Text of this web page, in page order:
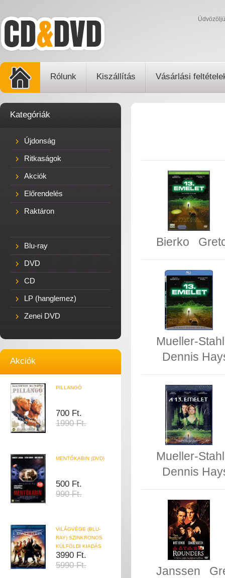
Rólunk Kiszállítás Vásárlási
Kategóriák
Újdonság
Ritkaságok
Akciók
Előrendelés
Raktáron
Blu-ray
DVD
CD
LP (hanglemez)
Zenei DVD
Akciók
PILLANGÓ
700 Ft.
1990 Ft.
MENTŐKABIN (DVD)
500 Ft.
990 Ft.
VILÁGVÉGE (BLU-
RAY) SZINKRONOS
KÜLFÖLDI KIADÁS
3990 Ft.
5990 Ft.
Bierko
Mueller-Stahl
Dennis
Mueller-Stahl
Dennis
Janssen